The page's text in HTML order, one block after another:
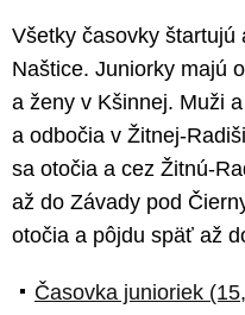
Všetky časovky štartujú
Naštice. Juniorky majú
a ženy v Kšinnej. Muži
a odbočia v Žitnej-
sa otočia a cez Žitnú-
až do Závady pod
otočia a pôjdu späť až
Časovka junioriek